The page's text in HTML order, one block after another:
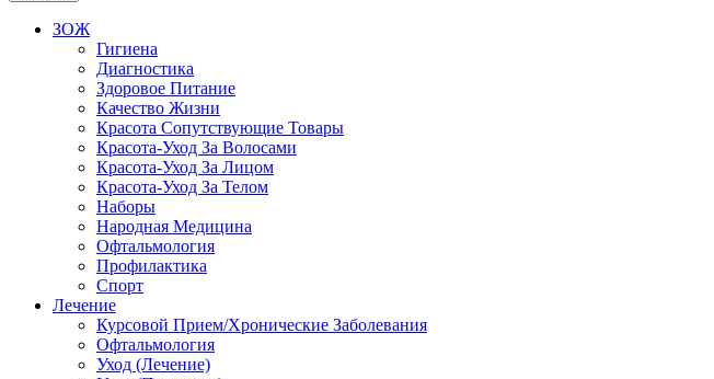
ЗОЖ
Гигиена
Диагностика
Здоровое Питание
Качество Жизни
Красота Сопутствующие Товары
Красота-Уход За Волосами
Красота-Уход За Лицом
Красота-Уход За Телом
Наборы
Народная Медицина
Офтальмология
Профилактика
Спорт
Лечение
Курсовой Прием/Хронические Заболевания
Офтальмология
Уход (Лечение)